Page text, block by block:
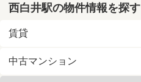
西白井駅の物件情報を探す
賃貸
中古マンション